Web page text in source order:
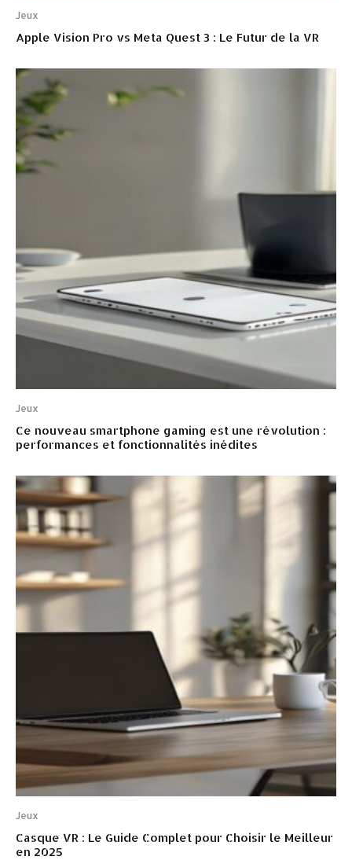
Jeux
Apple Vision Pro vs Meta Quest 3 : Le Futur de la VR
Jeux
Ce nouveau smartphone gaming est une révolution :
performances et fonctionnalités inédites
Jeux
Casque VR : Le Guide Complet pour Choisir le Meilleur
en 2025